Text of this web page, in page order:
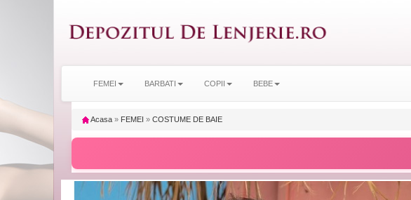
FEMEI BARBATI COPII BEBE
Acasa » FEMEI » COSTUME DE BAIE